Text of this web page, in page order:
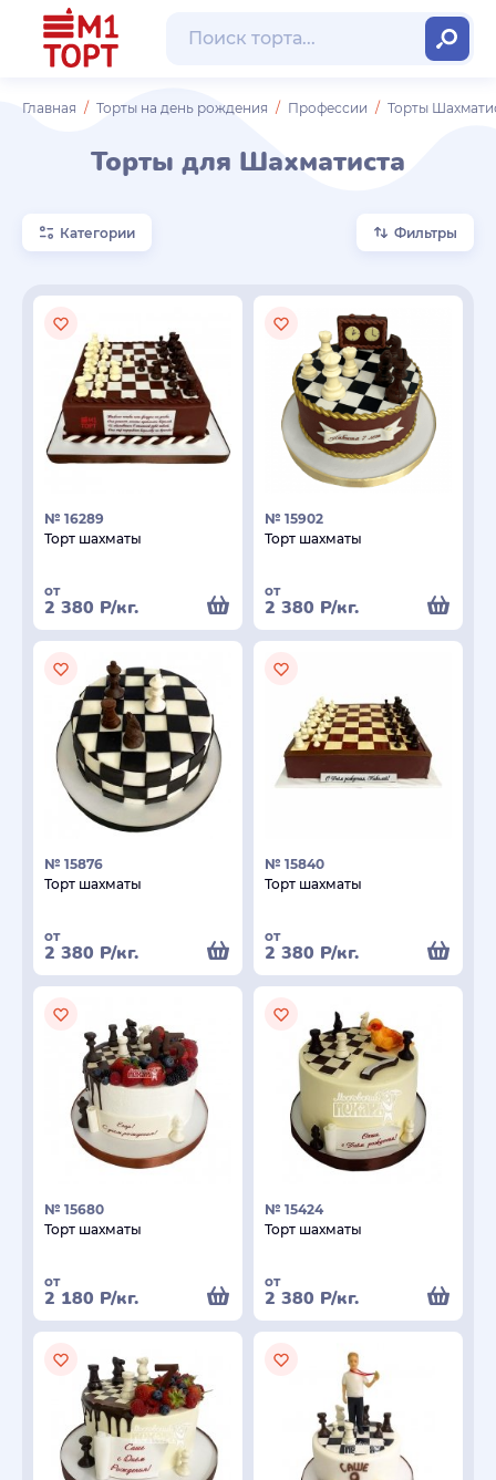
Главная Торты на день рождения Профессии Торты
Торты для Шахматиста
Категории Фильтры
№ 16289
Торт шахматы
от
2 380 Р/кг.
№ 15902
Торт шахматы
от
2 380 Р/кг.
№ 15876
Торт шахматы
от
2 380 Р/кг.
№ 15840
Торт шахматы
от
2 380 Р/кг.
№ 15680
Торт шахматы
от
2 180 Р/кг.
№ 15424
Торт шахматы
от
2 380 Р/кг.